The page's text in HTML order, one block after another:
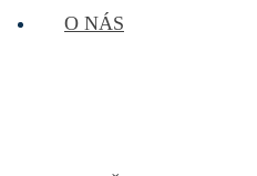
O NÁS